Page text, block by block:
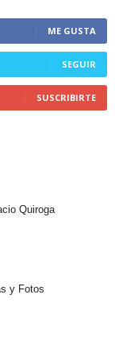
ME GUSTA
SEGUIR
SUSCRIBIRTE
Quiroga
y Fotos